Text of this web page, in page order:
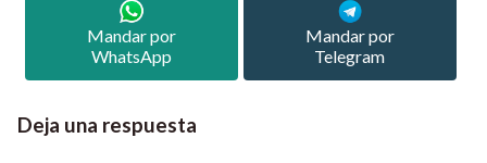
Mandar por
WhatsApp
Mandar por
Telegram
Deja una respuesta